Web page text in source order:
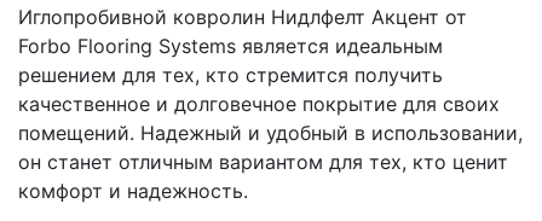
Иглопробивной ковролин Нидлфелт Акцент от
Forbo Flooring Systems является идеальным
решением для тех, кто стремится получить
качественное и долговечное покрытие для своих
помещений. Надежный и удобный в использовании,
он станет отличным вариантом для тех, кто ценит
комфорт и надежность.